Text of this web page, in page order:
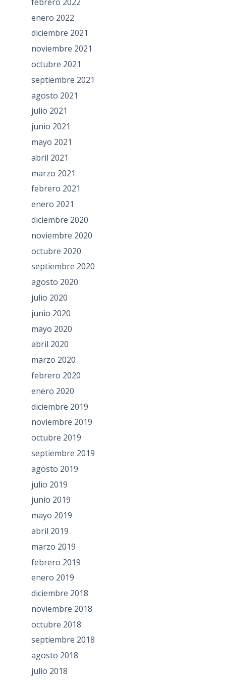
enero 2022
diciembre 2021
noviembre 2021
octubre 2021
septiembre 2021
agosto 2021
julio 2021
junio 2021
mayo 2021
abril 2021
marzo 2021
febrero 2021
enero 2021
diciembre 2020
noviembre 2020
octubre 2020
septiembre 2020
agosto 2020
julio 2020
junio 2020
mayo 2020
abril 2020
marzo 2020
febrero 2020
enero 2020
diciembre 2019
noviembre 2019
octubre 2019
septiembre 2019
agosto 2019
julio 2019
junio 2019
mayo 2019
abril 2019
marzo 2019
febrero 2019
enero 2019
diciembre 2018
noviembre 2018
octubre 2018
septiembre 2018
agosto 2018
julio 2018